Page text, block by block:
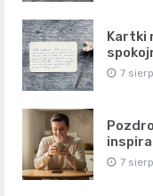
Kartki
7
7